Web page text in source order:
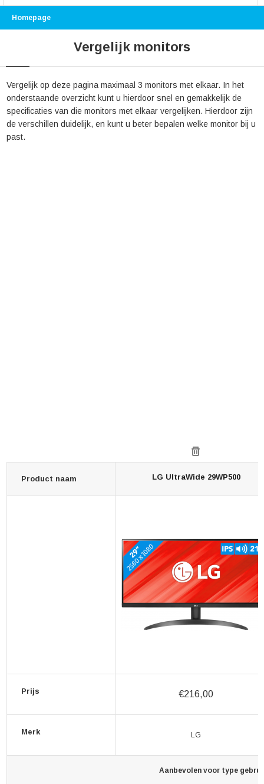
Homepage
Vergelijk monitors
Vergelijk op deze pagina maximaal 3 monitors met elkaar. In het
onderstaande overzicht kunt u hierdoor snel en gemakkelijk de
specificaties van die monitors met elkaar vergelijken. Hierdoor zijn
de verschillen duidelijk, en kunt u beter bepalen welke monitor bij u
past.
Product naam LG UltraWide 29WP500
Prijs €216,00
Merk LG
Aanbevolen voor type